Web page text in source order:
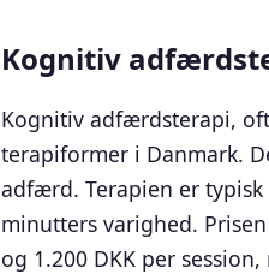
Kognitiv
Kognitiv adfærdsterapi,
terapiformer i Danmark.
adfærd. Terapien er
minutters varighed.
og 1.200 DKK per